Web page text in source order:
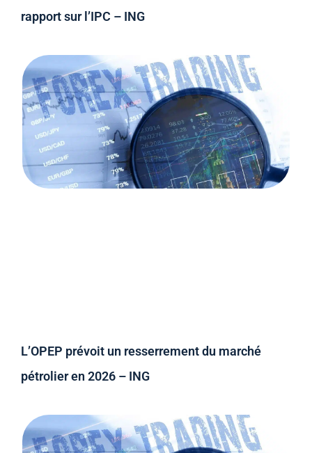
rapport sur l’IPC – ING
L’OPEP prévoit un resserrement du marché
pétrolier en 2026 – ING